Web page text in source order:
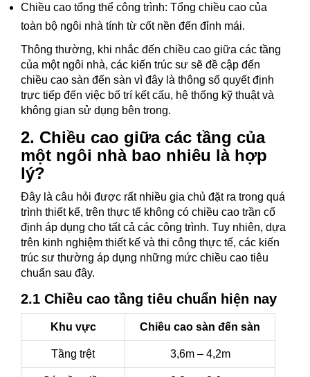
Chiều cao tổng thể công trình: Tổng chiều cao của
toàn bộ ngôi nhà tính từ cốt nền đến đỉnh mái.
Thông thường, khi nhắc đến chiều cao giữa các tầng
của một ngôi nhà, các kiến trúc sư sẽ đề cập đến
chiều cao sàn đến sàn vì đây là thông số quyết định
trực tiếp đến việc bố trí kết cấu, hệ thống kỹ thuật và
không gian sử dụng bên trong.
2. Chiều cao giữa các tầng của
một ngôi nhà bao nhiêu là hợp
lý?
Đây là câu hỏi được rất nhiều gia chủ đặt ra trong quá
trình thiết kế, trên thực tế không có chiều cao trần cố
định áp dụng cho tất cả các công trình. Tuy nhiên, dựa
trên kinh nghiệm thiết kế và thi công thực tế, các kiến
trúc sư thường áp dụng những mức chiều cao tiêu
chuẩn sau đây.
2.1 Chiều cao tầng tiêu chuẩn hiện nay
Khu vực Chiều cao sàn đến sàn
Tầng trệt 3,6m – 4,2m